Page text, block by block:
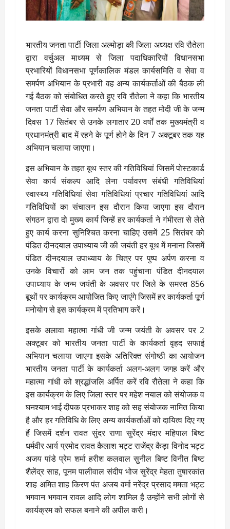
भारतीय जनता पार्टी जिला अल्मोड़ा की जिला अध्यक्ष रवि रौतेला
द्वारा वर्चुअल माध्यम से जिला पदाधिकारियों विधानसभा
प्रभारियों विधानसभा पूर्णकालिक मंडल कार्यसमिति व सेवा व
समर्पण अभियान के प्रभारी वह अन्य कार्यकर्ताओं की बैठक ली
गई बैठक को संबोधित करते हुए रवि रौतेला ने कहा कि भारतीय
जनता पार्टी सेवा और समर्पण अभियान के तहत मोदी जी के जन्म
दिवस 17 सितंबर से उनके लगातार 20 वर्षों तक मुख्यमंत्री व
प्रधानमंत्री बाद में रहने के पूर्ण होने के दिन 7 अक्टूबर तक यह
अभियान चलाया जाएगा।
इस अभियान के तहत बूथ स्तर की गतिविधियां जिसमें पोस्टकार्ड
सेवा कार्य संकल्प आदि लेना पर्यावरण संबंधी गतिविधियां
स्वास्थ्य गतिविधियां सेवा गतिविधियां प्रचार गतिविधियां आदि
गतिविधियों का संचालन इस दौरान किया जाएगा इस दौरान
संगठन द्वारा दो मुख्य कार्य जिन्हें हर कार्यकर्ता ने गंभीरता से लेते
हुए कार्य करना सुनिश्चित करना चाहिए उसमें 25 सितंबर को
पंडित दीनदयाल उपाध्याय जी की जयंती हर बूथ में मनाना जिसमें
पंडित दीनदयाल उपाध्याय के चित्र पर पुष्प अर्पण करना व
उनके विचारों को आम जन तक पहुंचाना पंडित दीनदयाल
उपाध्याय के जन्म जयंती के अवसर पर जिले के समस्त 856
बूथों पर कार्यक्रम आयोजित किए जाएंगे जिसमें हर कार्यकर्ता पूर्ण
मनोयोग से इस कार्यक्रम में प्रतिभाग करें।
इसके अलावा महात्मा गांधी जी जन्म जयंती के अवसर पर 2
अक्टूबर को भारतीय जनता पार्टी के कार्यकर्ता वृहद सफाई
अभियान चलाया जाएगा इसके अतिरिक्त संगोष्ठी का आयोजन
भारतीय जनता पार्टी के कार्यकर्ता अलग-अलग जगह करें और
महात्मा गांधी को श्रद्धांजलि अर्पित करें रवि रौतेला ने कहा कि
इस कार्यक्रम के लिए जिला स्तर पर महेश नयाल को संयोजक व
घनश्याम भाई दीपक प्रभाकर शाह को सह संयोजक नामित किया
है और हर गतिविधि के लिए अन्य कार्यकर्ताओं को दायित्व दिए गए
हैं जिसमें दर्शन रावत सुंदर राणा सुरेंद्र मंदार महिपाल बिष्ट
धर्मवीर आर्य प्रमोद रावत कैलाश भट्ट राजेंद्र कैड़ा विनोद भट्ट
अजय पांडे प्रेम शर्मा हरीश कलवाल सुनील बिष्ट विनीत बिष्ट
शैलेंद्र साह, पूनम पालीवाल संदीप भोज सुरेंद्र मेहता तुषारकांत
शाह अमित शाह किरण पंत अजय वर्मा नरेंद्र प्रसाद ममता भट्ट
भगवान भगवान रावल आदि लोग शामिल है उन्होंने सभी लोगों से
कार्यक्रम को सफल बनाने की अपील करी।